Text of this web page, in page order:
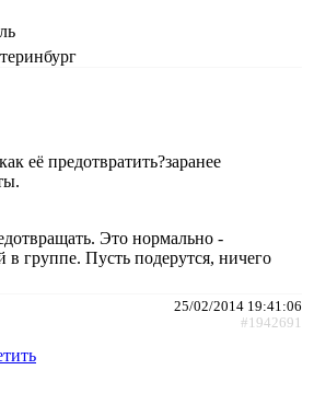
её предотвратить?заранее
Это нормально -
группе. Пусть подерутся, ничего
25/02/2014 19:41:06
#1942691